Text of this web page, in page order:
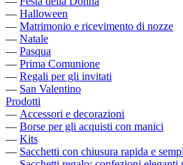
— Halloween
— Matrimonio e ricevimento di nozze
— Natale
— Pasqua
— Prima Comunione
— Regali per gli invitati
— San Valentino
Prodotti
— Accessori e decorazioni
— Borse per gli acquisti con manici
— Kits
— Sacchetti con chiusura rapida e